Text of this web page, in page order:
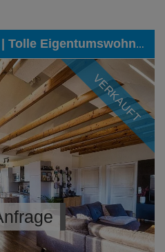
BEREITS VERKAUFT | Tolle Eigentumswohnung mit Hauscharakter in einer der besten Lagen von Eschweiler-Dürwiß
VERKAUFT